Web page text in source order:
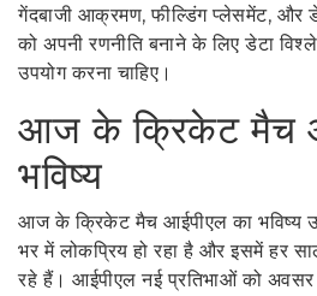
गेंदबाजी आक्रमण, फील्डिंग प्लेसमेंट, और
को अपनी रणनीति बनाने के लिए डेटा
उपयोग करना चाहिए।
आज के क्रिकेट मैच
भविष्य
आज के क्रिकेट मैच आईपीएल का भविष्य
भर में लोकप्रिय हो रहा है और इसमें हर
रहे हैं। आईपीएल नई प्रतिभाओं को अवसर